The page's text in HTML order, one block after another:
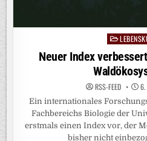
Posted
in
Neuer Index
RSS-FEED 6.
Ein internationales
Fachbereichs Biologie der
erstmals einen Index vor, der
bisher nicht